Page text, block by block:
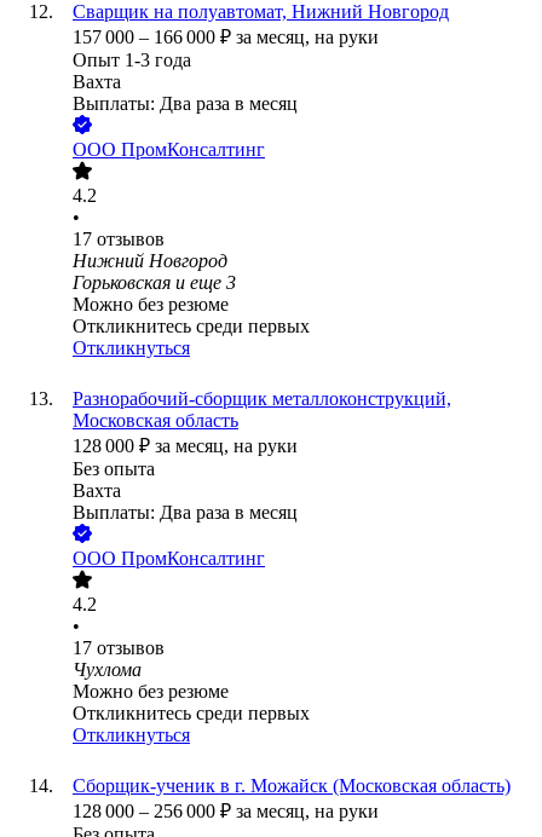
Сварщик на полуавтомат, Нижний Новгород
157 000 – 166 000 ₽ за месяц, на руки
Опыт 1-3 года
Вахта
Выплаты: Два раза в месяц
ООО ПромКонсалтинг
4.2
•
17 отзывов
Нижний Новгород
Горьковская и еще 3
Можно без резюме
Откликнитесь среди первых
Откликнуться
Разнорабочий-сборщик металлоконструкций,
Московская область
128 000 ₽ за месяц, на руки
Без опыта
Вахта
Выплаты: Два раза в месяц
ООО ПромКонсалтинг
4.2
•
17 отзывов
Чухлома
Можно без резюме
Откликнитесь среди первых
Откликнуться
Сборщик-ученик в г. Можайск (Московская область)
128 000 – 256 000 ₽ за месяц, на руки